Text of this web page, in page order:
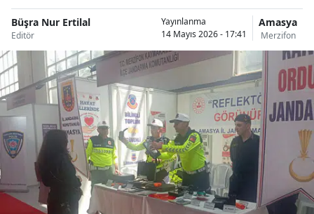
Büşra Nur Ertilal
Editör
Yayınlanma
14 Mayıs 2026 - 17:41
Amasya
Merzifon